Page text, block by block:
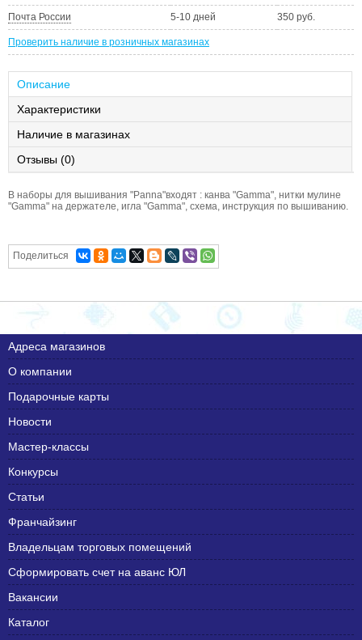
Почта России 5-10 дней 350 руб.
Проверить наличие в розничных магазинах
Описание
Характеристики
Наличие в магазинах
Отзывы (0)
В наборы для вышивания "Panna"входят : канва "Gamma", нитки мулине
"Gamma" на держателе, игла "Gamma", схема, инструкция по вышиванию.
Поделиться
Адреса магазинов
О компании
Подарочные карты
Новости
Мастер-классы
Конкурсы
Статьи
Франчайзинг
Владельцам торговых помещений
Сформировать счет на аванс ЮЛ
Вакансии
Каталог